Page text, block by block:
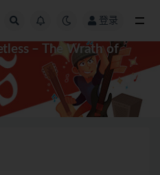
登录
– The Wrath of